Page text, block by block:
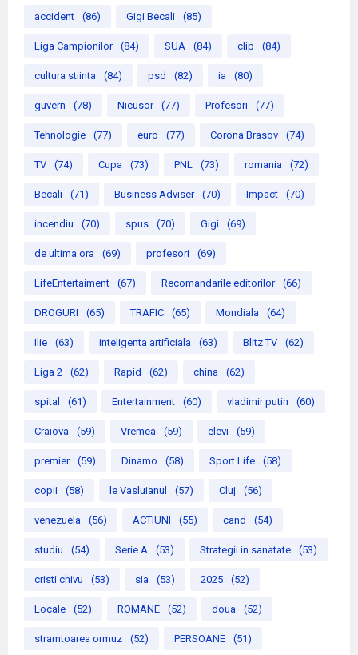
accident (86) Gigi Becali (85)
Liga Campionilor (84) SUA (84) clip (84)
cultura stiinta (84) psd (82) ia (80)
guvern (78) Nicusor (77) Profesori (77)
Tehnologie (77) euro (77) Corona Brasov (74)
TV (74) Cupa (73) PNL (73) romania (72)
Becali (71) Business Adviser (70) Impact (70)
incendiu (70) spus (70) Gigi (69)
de ultima ora (69) profesori (69)
LifeEntertaiment (67) Recomandarile editorilor (66)
DROGURI (65) TRAFIC (65) Mondiala (64)
Ilie (63) inteligenta artificiala (63) Blitz TV (62)
Liga 2 (62) Rapid (62) china (62)
spital (61) Entertainment (60) vladimir putin (60)
Craiova (59) Vremea (59) elevi (59)
premier (59) Dinamo (58) Sport Life (58)
copii (58) le Vasluianul (57) Cluj (56)
venezuela (56) ACTIUNI (55) cand (54)
studiu (54) Serie A (53) Strategii in sanatate (53)
cristi chivu (53) sia (53) 2025 (52)
Locale (52) ROMANE (52) doua (52)
stramtoarea ormuz (52) PERSOANE (51)